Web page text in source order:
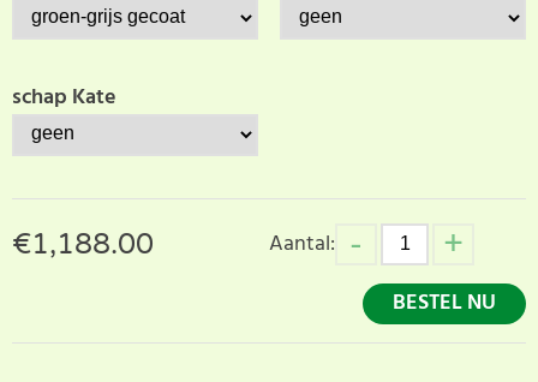
schap Kate
€1,188.00
Aantal:
BESTEL NU